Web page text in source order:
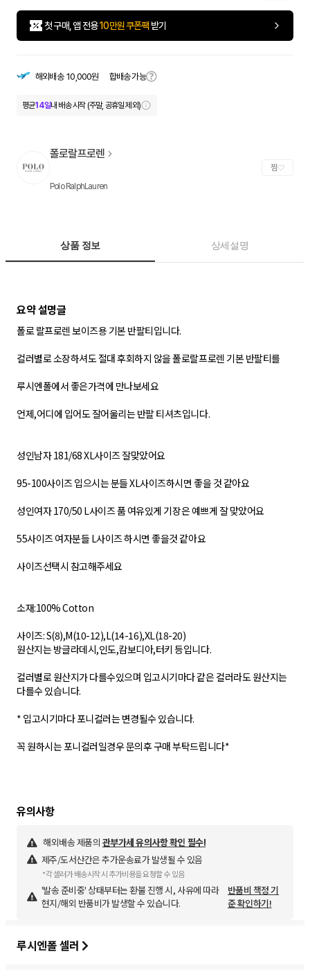
첫 구매, 앱 전용10만원 쿠폰팩 받기
해외배송 10,000원 합배송 가능
평균14일내 배송 시작 (주말, 공휴일 제외)
폴로랄프로렌
Polo RalphLauren
찜
상품 정보 상세설명
폴로 랄프로렌 보이즈용 기본 반팔티입니다.
컬러별로 소장하셔도 절대 후회하지 않을 폴로랄프로렌 기본 반팔티를
루시엔폴에서 좋은가격에 만나보세요
언제,어디에 입어도 잘어울리는 반팔 티셔츠입니다.
성인남자 181/68 XL사이즈 잘맞았어요
95-100사이즈 입으시는 분들 XL사이즈하시면 좋을 것 같아요
성인여자 170/50 L사이즈 품 여유있게 기장은 예쁘게 잘 맞았어요
55사이즈 여자분들 L사이즈 하시면 좋을것 같아요
사이즈선택시 참고해주세요
소재:100% Cotton
사이즈: S(8),M(10-12),L(14-16),XL(18-20)
원산지는 방글라데시,인도,캄보디아,터키 등입니다.
컬러별로 원산지가 다를수있으며 입고시기마다 같은 컬러라도 원산지는
다를수 있습니다.
* 입고시기마다 포니컬러는 변경될수 있습니다.
꼭 원하시는 포니컬러일경우 문의후 구매 부탁드립니다*
유의사항
해외배송 제품의 관부가세 유의사항 확인 필수!
제주/도서산간은 추가운송료가 발생될 수 있음
*각 셀러가 배송시작 시 추가비용을 요청할 수 있음
'발송 준비중' 상태부터는 환불 진행 시, 사유에 따라
현지/해외 반품비가 발생할 수 있습니다.
반품비 책정 기
준 확인하기!
루시엔폴 셀러